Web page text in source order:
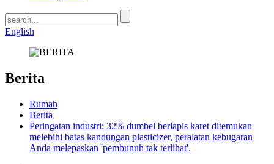
English
Berita
Rumah
Berita
Peringatan industri: 32% dumbel berlapis karet ditemukan
melebihi batas kandungan plasticizer, peralatan kebugaran
Anda melepaskan 'pembunuh tak terlihat'.